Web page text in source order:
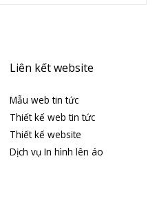
Liên kết website
Mẫu web tin tức
Thiết kế web tin tức
Thiết kế website
Dịch vụ In hình lên áo